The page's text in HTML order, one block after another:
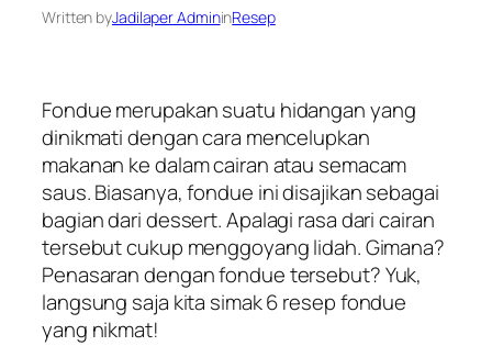
Written byJadilaper AdmininResep
Fonduemerupakan suatu hidangan yang
dinikmati dengan cara mencelupkan
makanan ke dalam cairan atau semacam
saus. Biasanya,fondue ini disajikan sebagai
bagian daridessert. Apalagi rasa dari cairan
tersebut cukup menggoyang lidah. Gimana?
Penasaran denganfonduetersebut? Yuk,
langsung saja kita simak 6 resepfondue
yang nikmat!